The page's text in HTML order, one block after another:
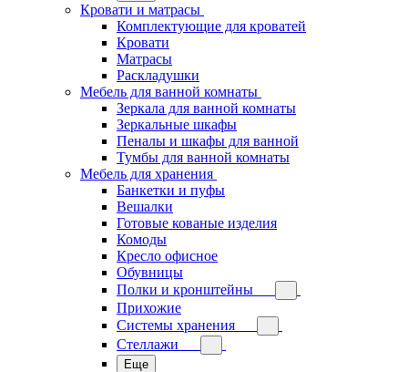
Кровати и матрасы
Комплектующие для кроватей
Кровати
Матрасы
Раскладушки
Мебель для ванной комнаты
Зеркала для ванной комнаты
Зеркальные шкафы
Пеналы и шкафы для ванной
Тумбы для ванной комнаты
Мебель для хранения
Банкетки и пуфы
Вешалки
Готовые кованые изделия
Комоды
Кресло офисное
Обувницы
Полки и кронштейны
Прихожие
Системы хранения
Стеллажи
Еще